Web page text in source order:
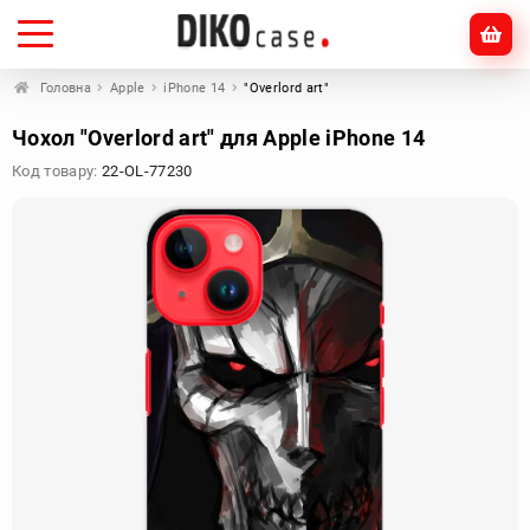
Головна Apple iPhone 14 "Overlord art"
Чохол "Overlord art" для Apple iPhone 14
Код товару: 22-OL-77230